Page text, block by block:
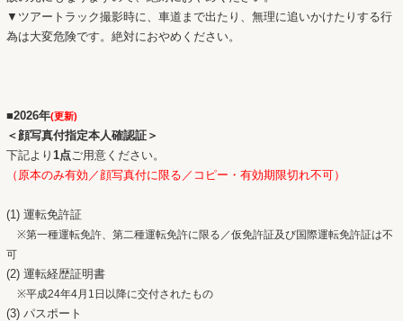
▼ツアートラック撮影時に、車道まで出たり、無理に追いかけたりする行
為は大変危険です。絶対におやめください。
■2026年(更新)
＜顔写真付指定本人確認証＞
下記より 1点ご用意ください。
（ 原本のみ有効／顔写真付に限る／コピー・有効期限切れ不可）
(1) 運転免許証
※第一種運転免許、第二種運転免許に限る／仮免許証及び国際運転免許証は不
可
(2) 運転経歴証明書
※平成24年4月 1 日以降に交付されたもの
(3) パスポート